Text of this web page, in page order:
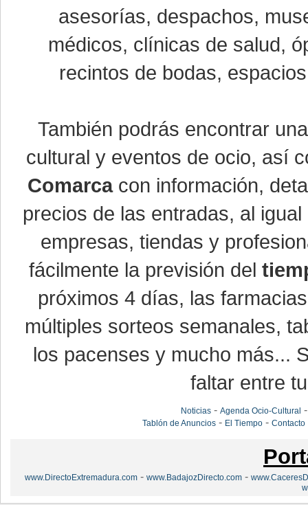
asesorías, despachos,
médicos, clínicas de salud,
recintos de bodas,
También podrás encontrar
cultural y eventos de ocio, así
Comarcacon información,
precios de las entradas, al
empresas, tiendas y
fácilmente la previsión del
próximos 4 días, las
múltiples sorteos semanales,
los pacenses y mucho más...
faltar entre
Noticias -Agenda Ocio-Cultural
Tablón de Anuncios - El Tiempo -Contacto
www.DirectoExtremadura.com - www.BadajozDirecto.com -